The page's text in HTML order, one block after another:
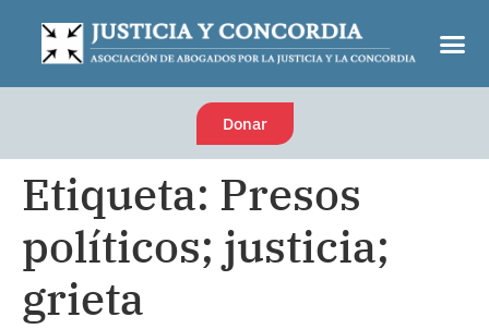
Donar
Etiqueta: Presos
políticos; justicia;
grieta